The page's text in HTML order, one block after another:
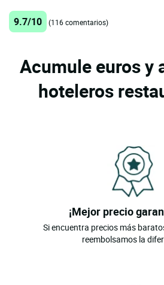
9.7/10 (116 comentarios)
Acumule euros y
hoteleros
¡Mejor precio
Si encuentra precios más
reembolsamos la